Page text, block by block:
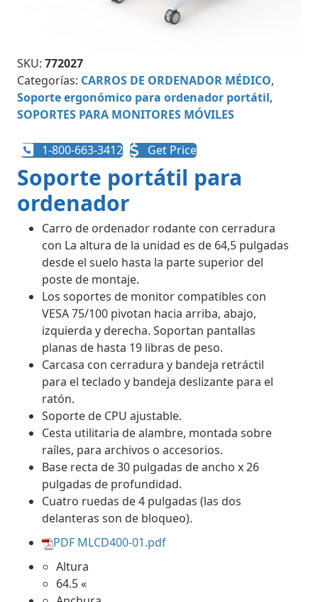
SKU: 772027
Categorías: CARROS DE ORDENADOR MÉDICO,
Soporte ergonómico para ordenador portátil,
SOPORTES PARA MONITORES MÓVILES
1-800-663-3412 Get Price
Soporte portátil para
ordenador
Carro de ordenador rodante con cerradura
con La altura de la unidad es de 64,5 pulgadas
desde el suelo hasta la parte superior del
poste de montaje.
Los soportes de monitor compatibles con
VESA 75/100 pivotan hacia arriba, abajo,
izquierda y derecha. Soportan pantallas
planas de hasta 19 libras de peso.
Carcasa con cerradura y bandeja retráctil
para el teclado y bandeja deslizante para el
ratón.
Soporte de CPU ajustable.
Cesta utilitaria de alambre, montada sobre
raíles, para archivos o accesorios.
Base recta de 30 pulgadas de ancho x 26
pulgadas de profundidad.
Cuatro ruedas de 4 pulgadas (las dos
delanteras son de bloqueo).
PDF MLCD400-01.pdf
Altura
64.5 «